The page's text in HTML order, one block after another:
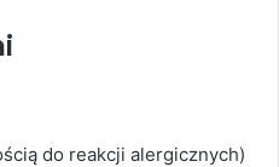
do reakcji alergicznych)